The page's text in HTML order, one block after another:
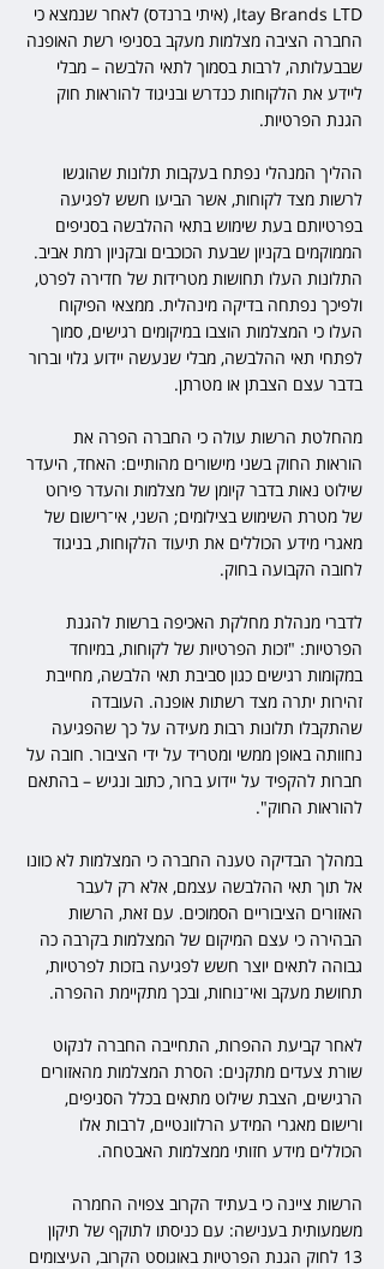
Itay Brands LTD, (איתי ברנדס) לאחר שנמצא כי
החברה הציבה מצלמות מעקב בסניפי רשת האופנה
שבבעלותה, לרבות בסמוך לתאי הלבשה – מבלי
ליידע את הלקוחות כנדרש ובניגוד להוראות חוק
הגנת הפרטיות.
ההליך המנהלי נפתח בעקבות תלונות שהוגשו
לרשות מצד לקוחות, אשר הביעו חשש לפגיעה
בפרטיותם בעת שימוש בתאי ההלבשה בסניפים
הממוקמים בקניון שבעת הכוכבים ובקניון רמת אביב.
התלונות העלו תחושות מטרידות של חדירה לפרט,
ולפיכך נפתחה בדיקה מינהלית. ממצאי הפיקוח
העלו כי המצלמות הוצבו במיקומים רגישים, סמוך
לפתחי תאי ההלבשה, מבלי שנעשה יידוע גלוי וברור
בדבר עצם הצבתן או מטרתן.
מהחלטת הרשות עולה כי החברה הפרה את
הוראות החוק בשני מישורים מהותיים: האחד, היעדר
שילוט נאות בדבר קיומן של מצלמות והעדר פירוט
של מטרת השימוש בצילומים; השני, אי־רישום של
מאגרי מידע הכוללים את תיעוד הלקוחות, בניגוד
לחובה הקבועה בחוק.
לדברי מנהלת מחלקת האכיפה ברשות להגנת
הפרטיות: "זכות הפרטיות של לקוחות, במיוחד
במקומות רגישים כגון סביבת תאי הלבשה, מחייבת
זהירות יתרה מצד רשתות אופנה. העובדה
שהתקבלו תלונות רבות מעידה על כך שהפגיעה
נחוותה באופן ממשי ומטריד על ידי הציבור. חובה על
חברות להקפיד על יידוע ברור, כתוב ונגיש – בהתאם
להוראות החוק".
במהלך הבדיקה טענה החברה כי המצלמות לא כוונו
אל תוך תאי ההלבשה עצמם, אלא רק לעבר
האזורים הציבוריים הסמוכים. עם זאת, הרשות
הבהירה כי עצם המיקום של המצלמות בקרבה כה
גבוהה לתאים יוצר חשש לפגיעה בזכות לפרטיות,
תחושת מעקב ואי־נוחות, ובכך מתקיימת ההפרה.
לאחר קביעת ההפרות, התחייבה החברה לנקוט
שורת צעדים מתקנים: הסרת המצלמות מהאזורים
הרגישים, הצבת שילוט מתאים בכלל הסניפים,
ורישום מאגרי המידע הרלוונטיים, לרבות אלו
הכוללים מידע חזותי ממצלמות האבטחה.
הרשות ציינה כי בעתיד הקרוב צפויה החמרה
משמעותית בענישה: עם כניסתו לתוקף של תיקון
13 לחוק הגנת הפרטיות באוגוסט הקרוב, העיצומים